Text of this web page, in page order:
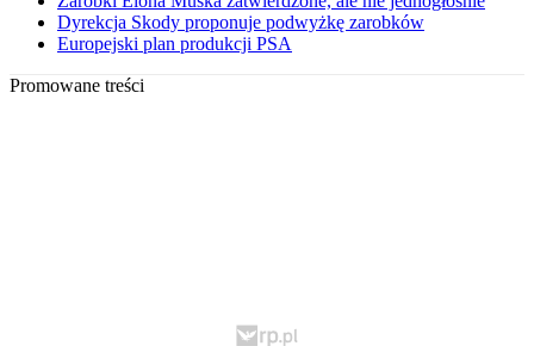
Dyrekcja Skody proponuje podwyżkę zarobków
Europejski plan produkcji PSA
Promowane treści